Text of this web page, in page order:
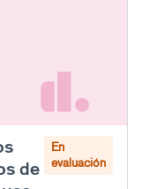
de
En
evaluación